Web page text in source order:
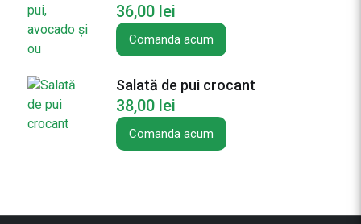
36,00 lei
Comanda acum
Salată de pui crocant
38,00 lei
Comanda acum